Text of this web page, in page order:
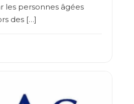
les personnes âgées
des […]